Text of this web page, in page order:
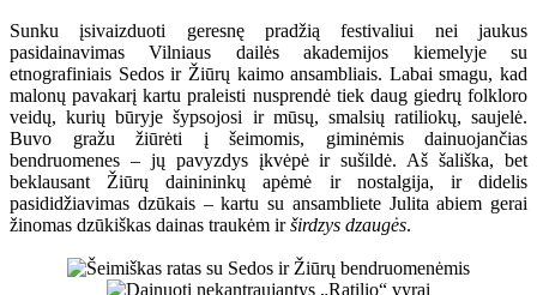
Sunku įsivaizduoti geresnę pradžią festivaliui nei jaukus
pasidainavimas Vilniaus dailės akademijos kiemelyje su
etnografiniais Sedos ir Žiūrų kaimo ansambliais. Labai smagu, kad
malonų pavakarį kartu praleisti nusprendė tiek daug giedrų folkloro
veidų, kurių būryje šypsojosi ir mūsų, smalsių ratiliokų, saujelė.
Buvo gražu žiūrėti į šeimomis, giminėmis dainuojančias
bendruomenes – jų pavyzdys įkvėpė ir sušildė. Aš šališka, bet
beklausant Žiūrų dainininkų apėmė ir nostalgija, ir didelis
pasididžiavimas dzūkais – kartu su ansambliete Julita abiem gerai
žinomas dzūkiškas dainas traukėm irširdzys dzaugės.